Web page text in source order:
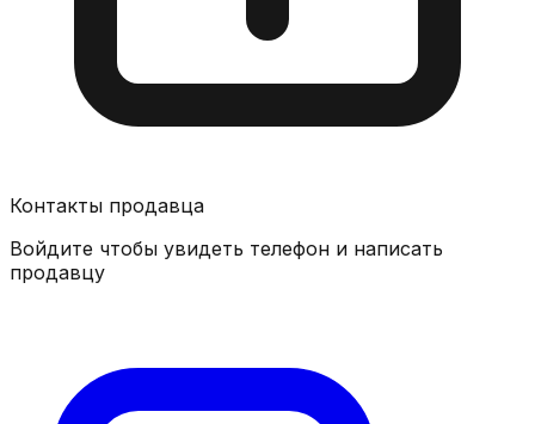
Контакты продавца
Войдите чтобы увидеть телефон и написать
продавцу